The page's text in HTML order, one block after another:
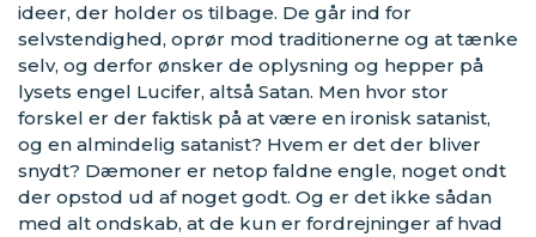
ideer, der holder os tilbage. De går ind for
selvstendighed, oprør mod traditionerne og at tænke
selv, og derfor ønsker de oplysning og hepper på
lysets engel Lucifer, altså Satan. Men hvor stor
forskel er der faktisk på at være en ironisk satanist,
og en almindelig satanist? Hvem er det der bliver
snydt? Dæmoner er netop faldne engle, noget ondt
der opstod ud af noget godt. Og er det ikke sådan
med alt ondskab, at de kun er fordrejninger af hvad